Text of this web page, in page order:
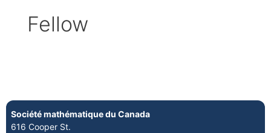
Fellow
Société mathématique du Canada
616 Cooper St.